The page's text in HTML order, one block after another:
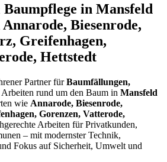
in Mansfeld
Biesenrode,
Greifenhagen,
Hettstedt
Partner fürBaumfällungen,
Arbeiten rund um den Baum in Mansfeld
wie Annarode, Biesenrode,
Gorenzen, Vatterode,
Arbeiten für Privatkunden,
– mit modernster Technik,
Fokus auf Sicherheit, Umwelt und